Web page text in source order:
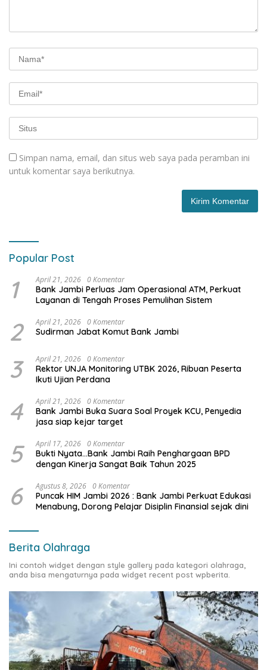
Simpan nama, email, dan situs web saya pada peramban ini
untuk komentar saya berikutnya.
Popular Post
1 April 21, 2026 0 Komentar
Bank Jambi Perluas Jam Operasional ATM, Perkuat
Layanan di Tengah Proses Pemulihan Sistem
2 April 21, 2026 0 Komentar
Sudirman Jabat Komut Bank Jambi
3 April 21, 2026 0 Komentar
Rektor UNJA Monitoring UTBK 2026, Ribuan Peserta
Ikuti Ujian Perdana
4 April 21, 2026 0 Komentar
Bank Jambi Buka Suara Soal Proyek KCU, Penyedia
jasa siap kejar target
5 April 17, 2026 0 Komentar
Bukti Nyata…Bank Jambi Raih Penghargaan BPD
dengan Kinerja Sangat Baik Tahun 2025
6 Agustus 8, 2026 0 Komentar
Puncak HIM Jambi 2026 : Bank Jambi Perkuat Edukasi
Menabung, Dorong Pelajar Disiplin Finansial sejak dini
Berita Olahraga
Ini contoh widget dengan style gallery pada kategori olahraga,
anda bisa mengaturnya pada widget recent post wpberita.